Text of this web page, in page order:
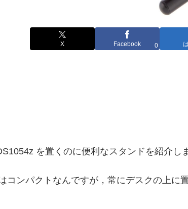
X Facebook 0
を置くのに便利なスタンドを紹介し
コンパクトなんですが，常にデスクの上に